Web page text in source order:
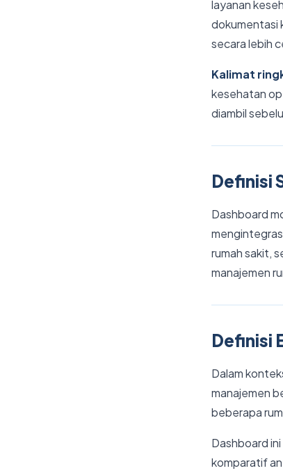
layanan
dokumentasi
secara lebih
Kalimat
kesehatan
diambil
Definisi
Dashboard
rumah sakit,
manajemen
Definisi
Dalam
manajemen
beberapa
Dashboard
komparatif